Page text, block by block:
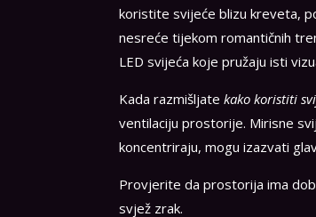
koristite svijeće blizu kreveta,
nesreće tijekom romantičnih
LED svijeća koje pružaju isti
Kada razmišljatekako koristiti
ventilaciju prostorije. Mirisne
koncentriraju, mogu izazvati
Provjerite da prostorija ima
svjež zrak.